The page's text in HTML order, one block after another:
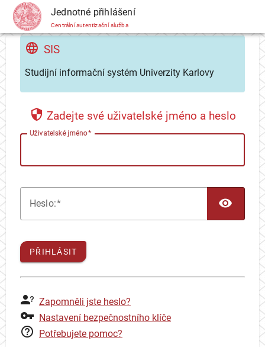
CAS Jednotné přihlášení
Centrální autentizační služba
SIS
Studijní informační systém Univerzity Karlovy
Zadejte své uživatelské jméno a heslo
Uživatelské jméno
Heslo:
PŘIHLÁSIT
Zapomněli jste heslo?
Nastavení bezpečnostního klíče
Potřebujete pomoc?